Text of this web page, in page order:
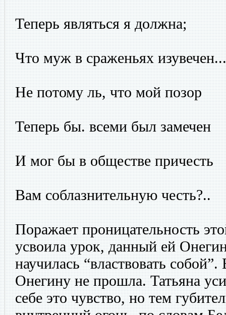
Теперь являться я должна;
Что муж в сраженьях изувечен...
Не потому ль, что мой позор
Теперь бы. всеми был замечен
И мог бы в обществе причесть
Вам соблазнительную честь?..
Поражает проницательность
усвоила урок, данный ей
научилась “властвовать
Онегину не прошла. Татьяна
себе это чувство, но тем